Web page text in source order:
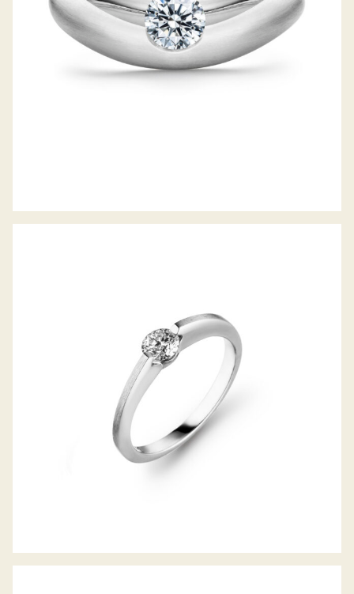
DIAMANTRING LIBERTÉ